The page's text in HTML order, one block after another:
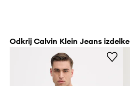
Odkrij Calvin Klein Jeans izdelke